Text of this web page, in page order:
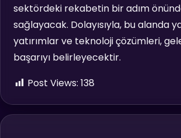
sektördeki rekabetin bir adım
sağlayacak. Dolayısıyla, bu alanda
yatırımlar ve teknoloji çözümleri,
başarıyı belirleyecektir.
Post Views: 138